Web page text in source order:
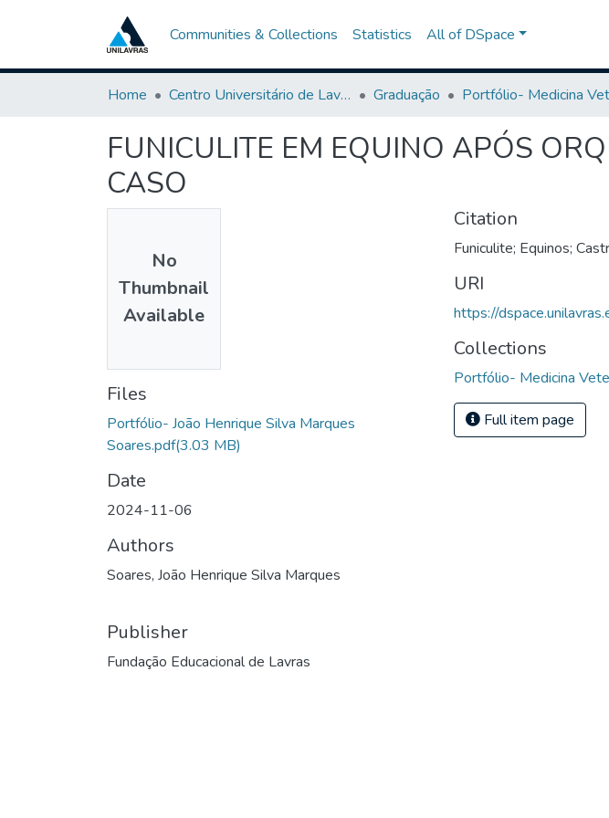
Communities & Collections Statistics All of DSpace
Home Centro Universitário de Lavras-UNILAVRAS Graduação
FUNICULITE EM EQUINO APÓS
CASO
No
Thumbnail
Available
Files
Portfólio- João Henrique Silva Marques
Soares.pdf(3.03 MB)
Date
2024-11-06
Authors
Soares, João Henrique Silva Marques
Publisher
Fundação Educacional de Lavras
Citation
Funiculite; Equinos;
URI
https://
Collections
Portfólio- Medicina
Full item page